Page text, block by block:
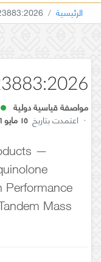
الرئيسية
مواصفة قياسية دولية
· اعتمدت بتاريخ ١٥ مايو ٢٠٢٦
—
Mass